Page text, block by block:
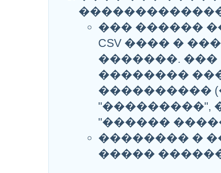
��� ������
CSV ���� �
�������.
��������
����������
"���������",
"������
�������� �
�����